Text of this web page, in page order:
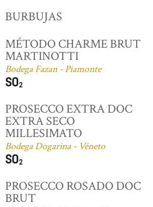
BURBUJAS
MÉTODO CHARME BRUT
MARTINOTTI
Bodega Fazan - Piamonte
PROSECCO EXTRA DOC
EXTRA SECO
MILLESIMATO
Bodega Dogarina - Véneto
PROSECCO ROSADO DOC
BRUT